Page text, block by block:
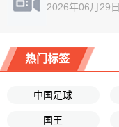
2026年06月29日
热门标签
中国足球
国王